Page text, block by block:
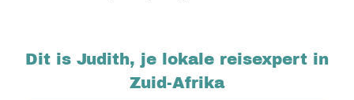
Dit is Judith, je lokale reisexpert in
Zuid-Afrika